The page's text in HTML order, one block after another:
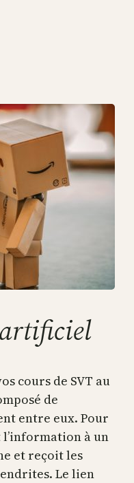
cours de SVT au
de
entre eux. Pour
à un
et reçoit les
Le lien